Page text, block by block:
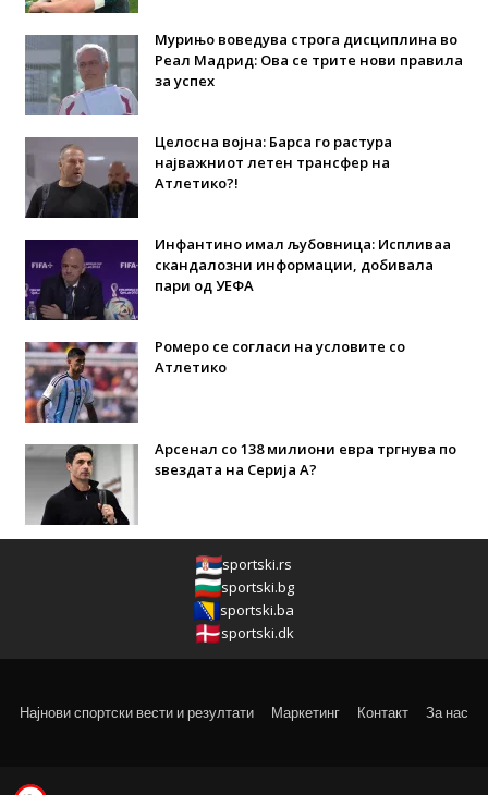
Мурињо воведува строга дисциплина во
Реал Мадрид: Ова се трите нови правила
за успех
Целосна војна: Барса го растура
најважниот летен трансфер на
Атлетико?!
Инфантино имал љубовница: Испливаа
скандалозни информации, добивала
пари од УЕФА
Ромеро се согласи на условите со
Атлетико
Арсенал со 138 милиони евра тргнува по
ѕвездата на Серија А?
sportski.rs
sportski.bg
sportski.ba
sportski.dk
Најнови спортски вести и резултати Маркетинг Контакт За нас